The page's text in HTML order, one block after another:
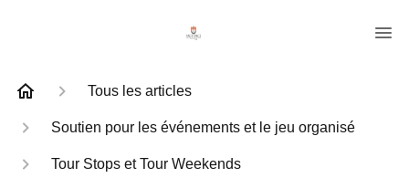
Tous les articles
Soutien pour les événements et le jeu organisé
Tour Stops et Tour Weekends